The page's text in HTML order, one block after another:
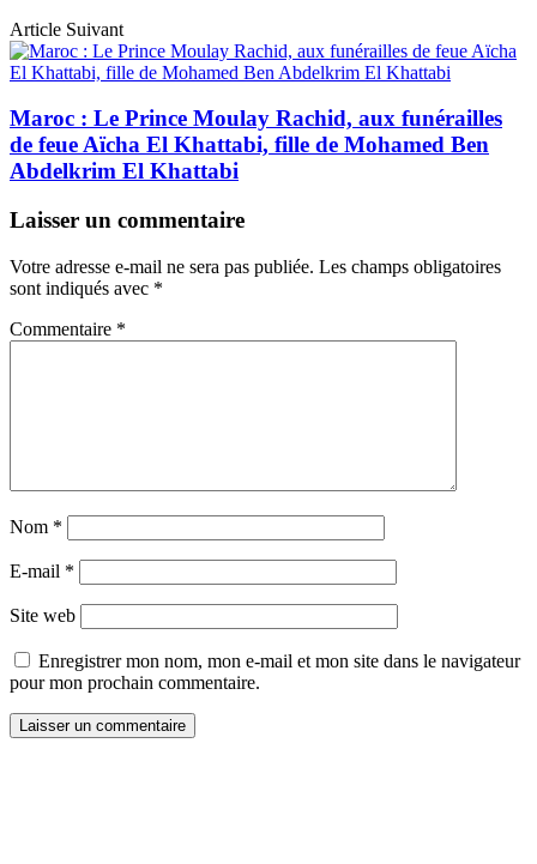
Article Suivant
Maroc : Le Prince Moulay Rachid, aux funérailles
de feue Aïcha El Khattabi, fille de Mohamed Ben
Abdelkrim El Khattabi
Laisser un commentaire
Votre adresse e-mail ne sera pas publiée. Les champs obligatoires
sont indiqués avec *
Commentaire *
Nom *
E-mail *
Site web
Enregistrer mon nom, mon e-mail et mon site dans le navigateur
pour mon prochain commentaire.